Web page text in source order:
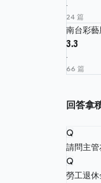
·
24 篇
南台彩藝
3.3
·
66 篇
回答拿
Q
請問主管
Q
勞工退